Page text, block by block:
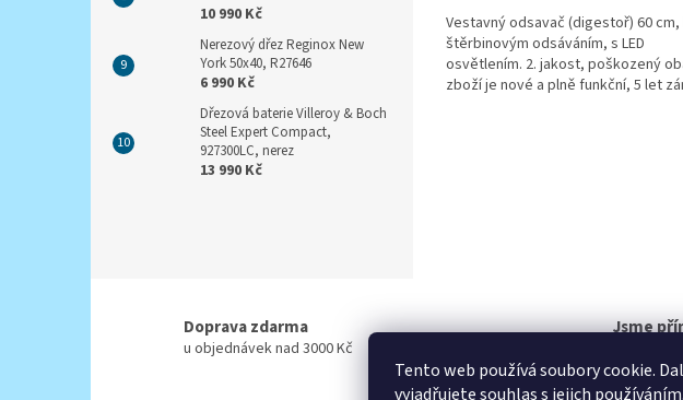
Tento web používá soubory cookie.
vyjadřujete souhlas s jejich
10 990 Kč
Nerezový dřez Reginox New
York 50x40, R27646
6 990 Kč
Dřezová baterie Villeroy & Boch
Steel Expert Compact,
927300LC, nerez
13 990 Kč
Vestavný odsavač (digestoř) 60
štěrbinovým odsáváním, s LED
osvětlením. 2. jakost, poškozený
zboží je nové a plně funkční, 5 let
Doprava zdarma
u objednávek nad 3000 Kč
Jsme